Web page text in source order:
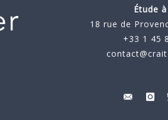
Étude
18 rue de
+33 1 45